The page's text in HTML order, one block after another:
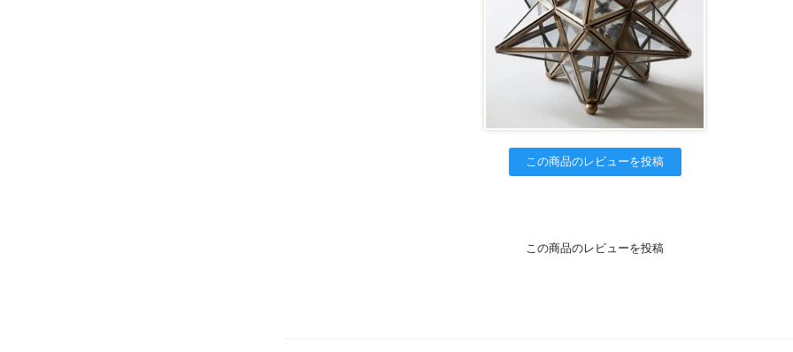
この商品のレビューを投稿
この商品のレビューを投稿